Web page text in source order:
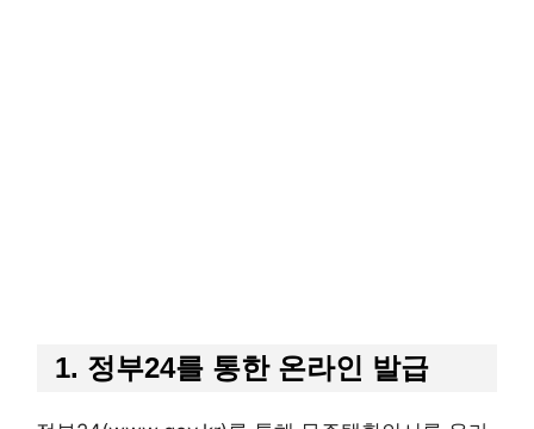
1. 정부24를 통한 온라인 발급